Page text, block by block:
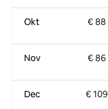
Okt
Nov
Dec
€ 88
€ 86
€ 109